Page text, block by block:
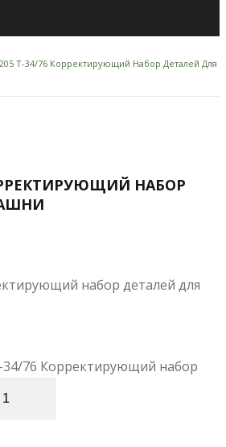
Т-34/76 Корректирующий Набор Деталей Для
НАБОР
набор деталей для
34/76 Корректирующий набор